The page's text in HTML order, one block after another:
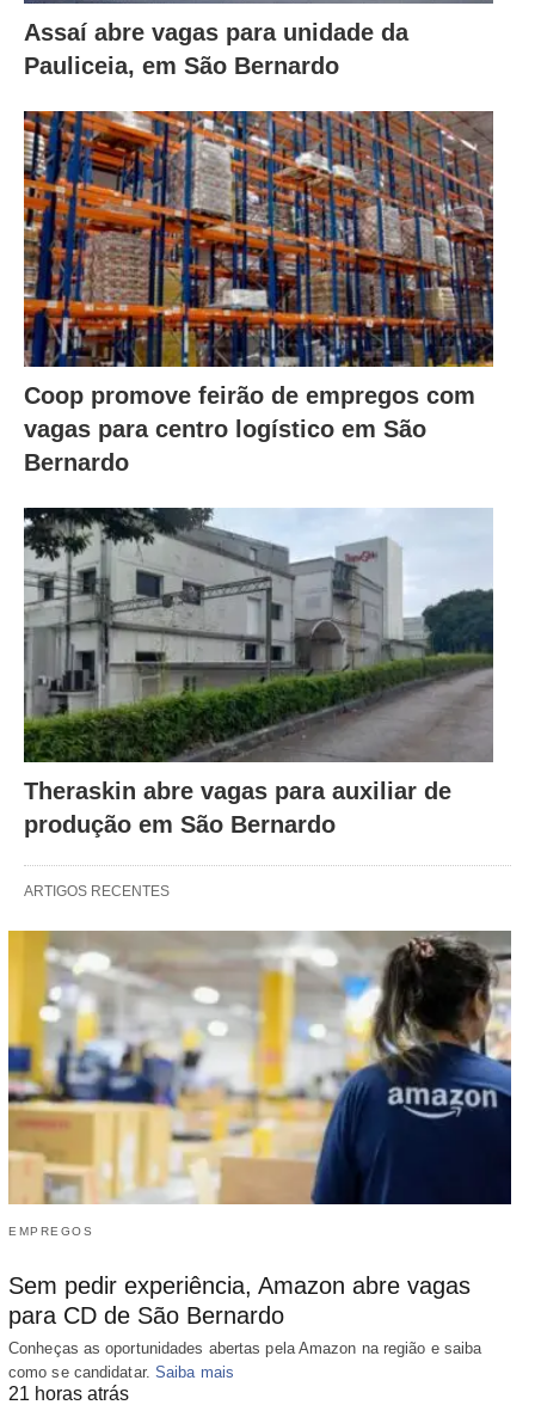
Assaí abre vagas para unidade da
Pauliceia, em São Bernardo
Coop promove feirão de empregos com
vagas para centro logístico em São
Bernardo
Theraskin abre vagas para auxiliar de
produção em São Bernardo
ARTIGOS RECENTES
EMPREGOS
Sem pedir experiência, Amazon abre vagas
para CD de São Bernardo
Conheças as oportunidades abertas pela Amazon na região e saiba
como se candidatar. Saiba mais
21 horas atrás